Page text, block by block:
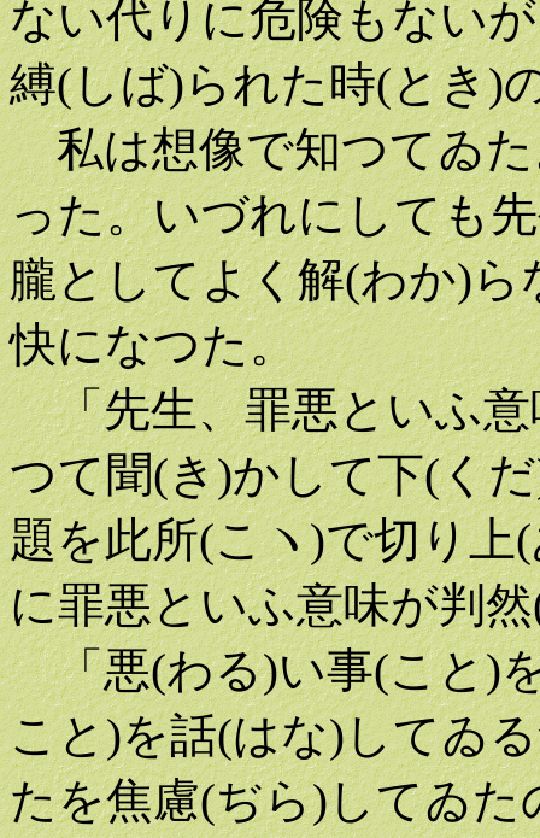
ない代りに危険もない
縛(しば)られた時(とき)
私は想像で知つてゐた
った。いづれにしても
朧としてよく解(わか)
快になつた。
「先生、罪悪といふ意
つて聞(き)かして下(く
題を此所(こヽ)で切り上
に罪悪といふ意味が判
「悪(わる)い事(こと)
こと)を話(はな)してゐ
たを焦慮(ぢら)してゐ